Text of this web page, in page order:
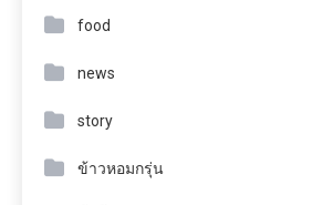
food
news
story
ข้าวหอมกรุ่น